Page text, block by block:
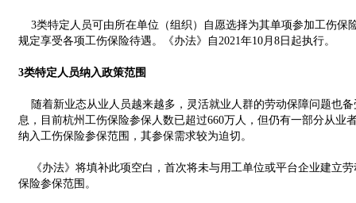
3类特定人员可由所在单位（组织）自愿选择为其单项参加工伤保
规定享受各项工伤保险待遇。《办法》自2021年10月8日起执行。
3类特定人员纳入政策范围
随着新业态从业人员越来越多，灵活就业人群的劳动保障问题也
息，目前杭州工伤保险参保人数已超过660万人，但仍有一部分从业
纳入工伤保险参保范围，其参保需求较为迫切。
《办法》将填补此项空白，首次将未与用工单位或平台企业建立
保险参保范围。